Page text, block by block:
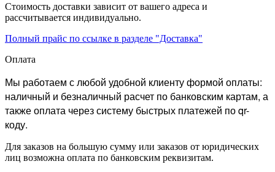
Стоимость доставки зависит от вашего адреса и
рассчитывается индивидуально.
Полный прайс по ссылке в разделе "Доставка"
Оплата
Мы работаем с любой удобной клиенту формой оплаты:
наличный и безналичный расчет по банковским картам, а
также оплата через систему быстрых платежей по qr-
коду.
Для заказов на большую сумму или заказов от юридических
лиц возможна оплата по банковским реквизитам.